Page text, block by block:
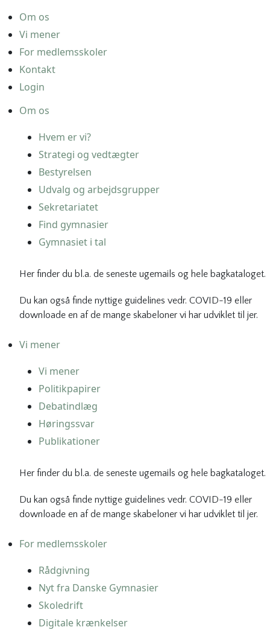
Om os
Vi mener
For medlemsskoler
Kontakt
Login
Om os
Hvem er vi?
Strategi og vedtægter
Bestyrelsen
Udvalg og arbejdsgrupper
Sekretariatet
Find gymnasier
Gymnasiet i tal
Her finder du bl.a. de seneste ugemails og hele bagkataloget.
Du kan også finde nyttige guidelines vedr. COVID-19 eller
downloade en af de mange skabeloner vi har udviklet til jer.
Vi mener
Vi mener
Politikpapirer
Debatindlæg
Høringssvar
Publikationer
Her finder du bl.a. de seneste ugemails og hele bagkataloget.
Du kan også finde nyttige guidelines vedr. COVID-19 eller
downloade en af de mange skabeloner vi har udviklet til jer.
For medlemsskoler
Rådgivning
Nyt fra Danske Gymnasier
Skoledrift
Digitale krænkelser